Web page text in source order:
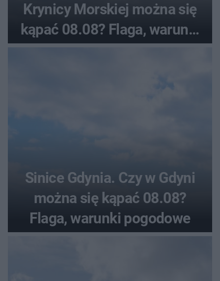
Krynicy Morskiej można się
kąpać 08.08? Flaga, warunki
Sinice Gdynia. Czy w Gdyni
można się kąpać 08.08?
Flaga, warunki pogodowe